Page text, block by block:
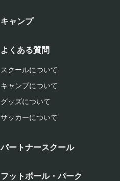
キャンプ
よくある質問
スクールについて
キャンプについて
グッズについて
サッカーについて
パートナースクール
フットボール・パーク